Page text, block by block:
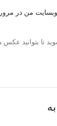
وبسایت من در
تا بتوانید